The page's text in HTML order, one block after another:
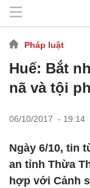
Pháp luật
Huế: Bắt
nã và tội
06/10/2017 - 19:14
Ngày 6/10, tin
an tỉnh Thừa
hợp với Cảnh